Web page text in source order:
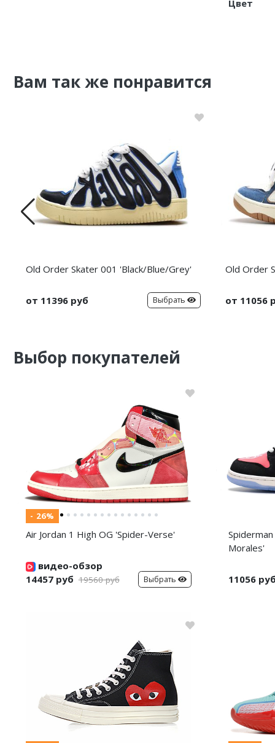
Цвет
Вам так же понравится
Old Order Skater 001 'Black/Blue/Grey'
от 11396 руб Выбрать
Old Order
от 11056
Выбор покупателей
- 26%
Air Jordan 1 High OG 'Spider-Verse'
видео-обзор
14457 руб 19560 руб Выбрать
Morales'
11056 руб
Nike Uptempo